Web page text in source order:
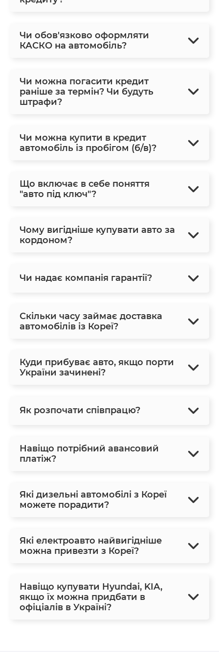
Чи обов'язково оформляти
КАСКО на автомобіль?
Чи можна погасити кредит
раніше за термін? Чи будуть
штрафи?
Чи можна купити в кредит
автомобіль із пробігом (б/в)?
Що включає в себе поняття
"авто під ключ"?
Чому вигідніше купувати авто за
кордоном?
Чи надає компанія гарантії?
Скільки часу займає доставка
автомобілів із Кореї?
Куди прибуває авто, якщо порти
України зачинені?
Як розпочати співпрацю?
Навіщо потрібний авансовий
платіж?
Які дизельні автомобілі з Кореї
можете порадити?
Які електроавто найвигідніше
можна привезти з Кореї?
Навіщо купувати Hyundai, KIA,
якщо їх можна придбати в
офіціалів в Україні?